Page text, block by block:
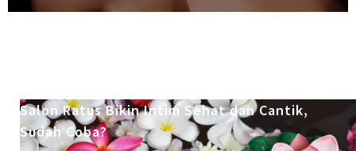
Salon Ratus Bikin Intim Sehat dan Cantik,
Sudah Coba?